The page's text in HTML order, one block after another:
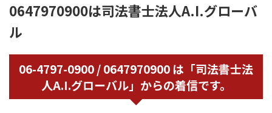
0647970900は司法書士法人A.I.グローバ
ル
06-4797-0900 / 0647970900 は「司法書士法
人A.I.グローバル」からの着信です。